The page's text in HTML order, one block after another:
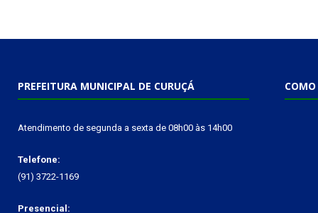
PREFEITURA MUNICIPAL DE CURUÇÁ
Atendimento de segunda a sexta de 08h00 às 14h00
Telefone:
(91) 3722-1169
Presencial:
COMO